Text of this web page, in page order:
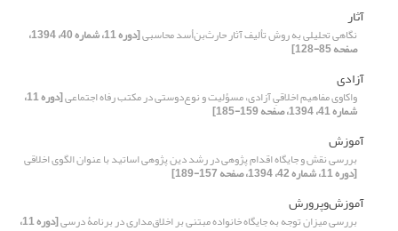
آثار
نگاهی تحلیلی به روش تألیف آثار حارث‌بن‌أسد محاسبی [دوره 11، شماره 40، 1394،
صفحه 85-128]
آزادی
واکاوی مفاهیم اخلاقیِ آزادی، مسؤلیت و نوع‌دوستی در مکتب رفاه اجتماعی [دوره 11،
شماره 41، 1394، صفحه 159-185]
آموزش
بررسی نقش و جایگاه اقدام پژوهی در رشد دین پژوهی اساتید با عنوان الگوی اخلاقی
[دوره 11، شماره 42، 1394، صفحه 157-189]
آموزش‌وپرورش
بررسی میزان توجه به جایگاه خانواده مبتنی بر اخلاق‌مداری در برنامۀ درسی [دوره 11،